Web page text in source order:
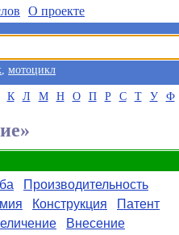
О проекте
, мотоцикл
К Л М Н О П Р С Т У Ф
Производительность
Конструкция
Патент
Внесение